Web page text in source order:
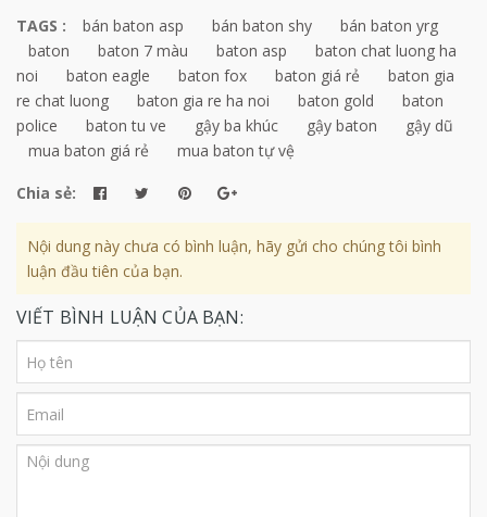
TAGS : bán baton asp bán baton shy
bán baton yrg
baton
baton 7 màu baton asp
baton chat luong ha
noi
baton eagle baton fox baton giá rẻ
baton gia
re chat luong
baton gia re ha noi baton gold
baton
police
baton tu ve gậy ba khúc gậy baton
gậy dũ
mua baton giá rẻ
mua baton tự vệ
Chia sẻ:
Nội dung này chưa có bình luận, hãy gửi cho chúng tôi bình
luận đầu tiên của bạn.
VIẾT BÌNH LUẬN CỦA BẠN: